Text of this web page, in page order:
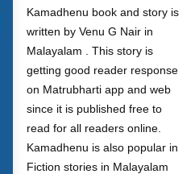
Kamadhenu book and story is
written by Venu G Nair in
Malayalam . This story is
getting good reader response
on Matrubharti app and web
since it is published free to
read for all readers online.
Kamadhenu is also popular in
Fiction stories in Malayalam